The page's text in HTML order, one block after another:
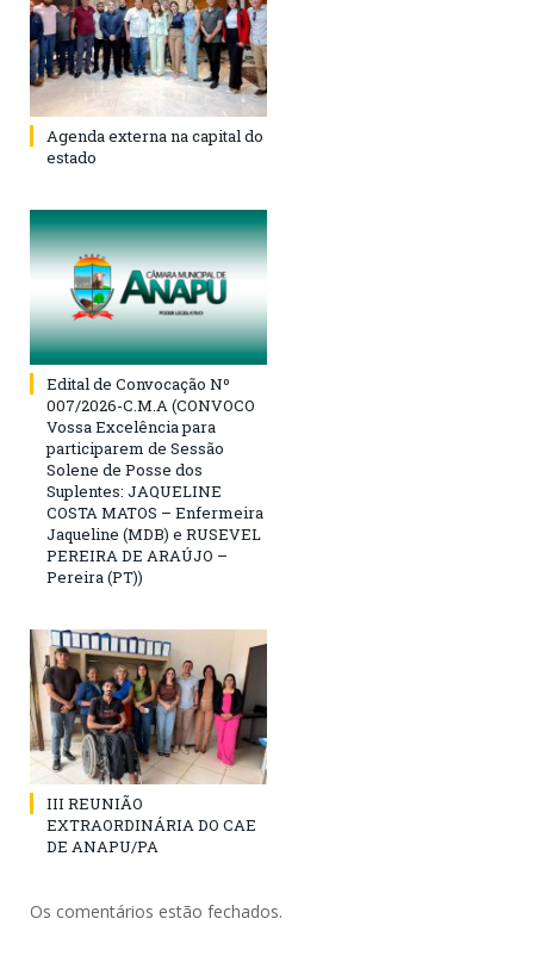
Agenda externa na capital do
estado
Edital de Convocação Nº
007/2026-C.M.A (CONVOCO
Vossa Excelência para
participarem de Sessão
Solene de Posse dos
Suplentes: JAQUELINE
COSTA MATOS – Enfermeira
Jaqueline (MDB) e RUSEVEL
PEREIRA DE ARAÚJO –
Pereira (PT))
III REUNIÃO
EXTRAORDINÁRIA DO CAE
DE ANAPU/PA
Os comentários estão fechados.